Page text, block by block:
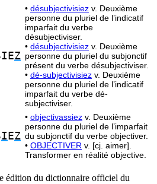
Z
• désubjectivisiez v. Deuxième
personne du pluriel de l’indicatif
imparfait du verbe
désubjectiviser.
• désubjectivisiez v. Deuxième
personne du pluriel du subjonctif
présent du verbe désubjectiviser.
• dé-subjectivisiez v. Deuxième
personne du pluriel de l’indicatif
imparfait du verbe dé-
subjectiviser.
I EZ
• objectivassiez v. Deuxième
personne du pluriel de l’imparfait
du subjonctif du verbe objectiver.
• OBJECTIVER v. [cj. aimer].
Transformer en réalité objective.
édition du dictionnaire officiel du